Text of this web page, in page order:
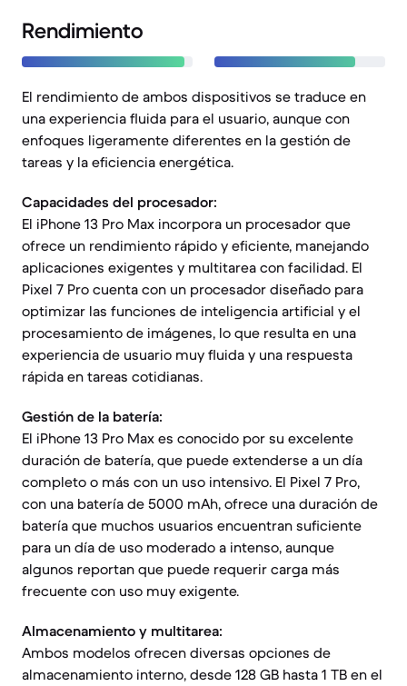
Rendimiento
El rendimiento de ambos dispositivos se traduce en
una experiencia fluida para el usuario, aunque con
enfoques ligeramente diferentes en la gestión de
tareas y la eficiencia energética.
Capacidades del procesador:
El iPhone 13 Pro Max incorpora un procesador que
ofrece un rendimiento rápido y eficiente, manejando
aplicaciones exigentes y multitarea con facilidad. El
Pixel 7 Pro cuenta con un procesador diseñado para
optimizar las funciones de inteligencia artificial y el
procesamiento de imágenes, lo que resulta en una
experiencia de usuario muy fluida y una respuesta
rápida en tareas cotidianas.
Gestión de la batería:
El iPhone 13 Pro Max es conocido por su excelente
duración de batería, que puede extenderse a un día
completo o más con un uso intensivo. El Pixel 7 Pro,
con una batería de 5000 mAh, ofrece una duración de
batería que muchos usuarios encuentran suficiente
para un día de uso moderado a intenso, aunque
algunos reportan que puede requerir carga más
frecuente con uso muy exigente.
Almacenamiento y multitarea:
Ambos modelos ofrecen diversas opciones de
almacenamiento interno, desde 128 GB hasta 1 TB en el